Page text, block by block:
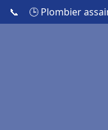
📞 🕒 Plombier